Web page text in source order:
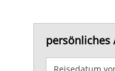
persönliches